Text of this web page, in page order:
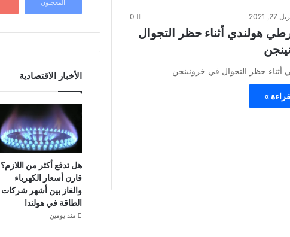
27, 2021
0
هولندي أثناء حظر التجوال
حظر التجوال في خرونينجن
»
المعجبون
الأخبار الاقتصادية
هل تدفع أكثر من اللازم؟
قارن أسعار الكهرباء
والغاز بين أشهر شركات
الطاقة في هولندا
منذ يومين